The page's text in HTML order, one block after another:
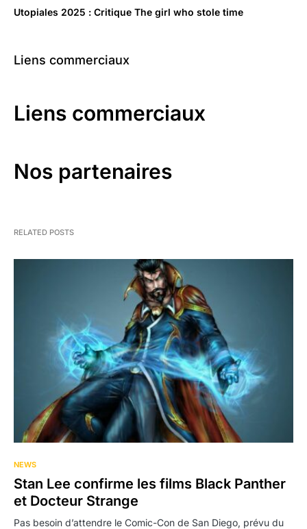
Utopiales 2025 : Critique The girl who stole time
Liens commerciaux
Liens commerciaux
Nos partenaires
RELATED POSTS
NEWS
Stan Lee confirme les films Black Panther
et Docteur Strange
Pas besoin d’attendre le Comic-Con de San Diego, prévu du